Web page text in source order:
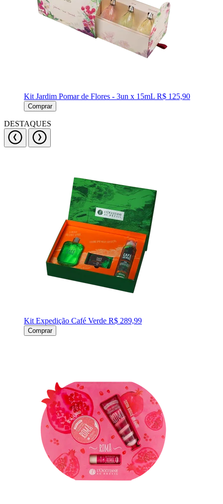
Kit Jardim Pomar de Flores - 3un x 15mL R$ 125,90
Comprar
DESTAQUES
Kit Expedição Café Verde R$ 289,99
Comprar